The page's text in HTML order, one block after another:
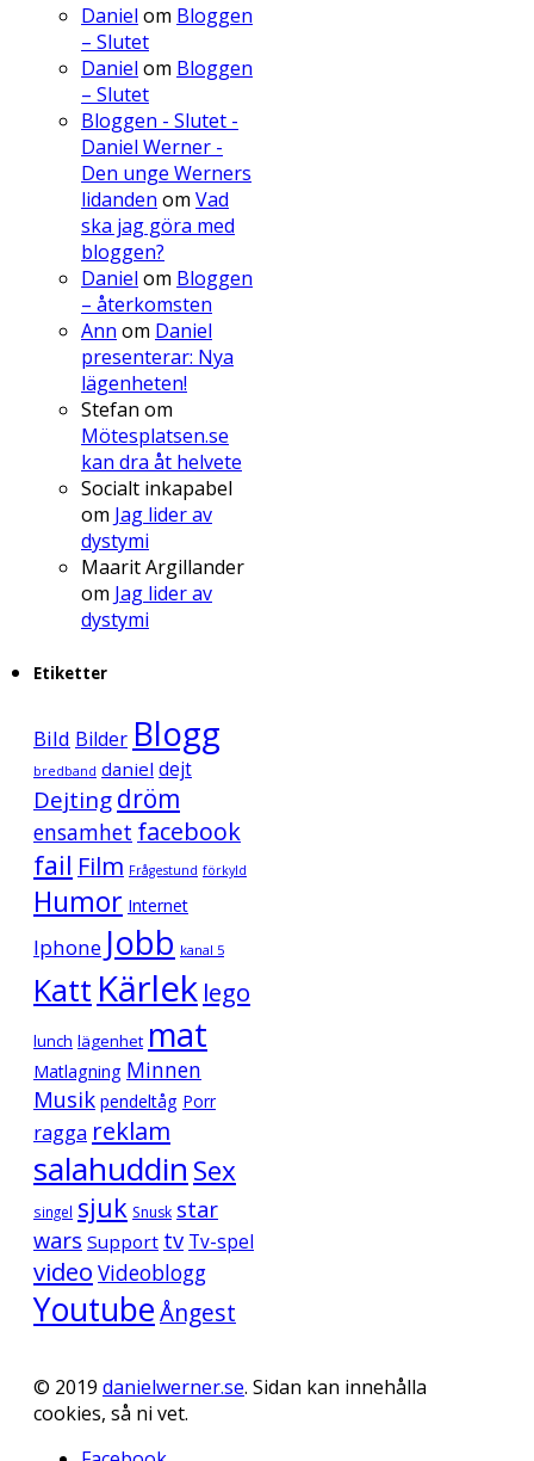
Daniel om Bloggen
– Slutet
Daniel om Bloggen
– Slutet
Bloggen - Slutet -
Daniel Werner -
Den unge Werners
lidanden om Vad
ska jag göra med
bloggen?
Daniel om Bloggen
– återkomsten
Ann om Daniel
presenterar: Nya
lägenheten!
Stefan om
Mötesplatsen.se
kan dra åt helvete
Socialt inkapabel
om Jag lider av
dystymi
Maarit Argillander
om Jag lider av
dystymi
Etiketter
Bild Bilder Blogg
bredband daniel dejt
Dejtingdröm
ensamhet facebook
fail Film Frågestund förkyld
Humor Internet
Iphone Jobb kanal 5
Katt Kärlek lego
lunch lägenhet mat
Matlagning Minnen
Musik pendeltåg Porr
ragga reklam
salahuddin Sex
singel sjuk Snusk star
wars Support tv Tv-spel
video Videoblogg
YoutubeÅngest
© 2019 danielwerner.se. Sidan kan innehålla
cookies, så ni vet.